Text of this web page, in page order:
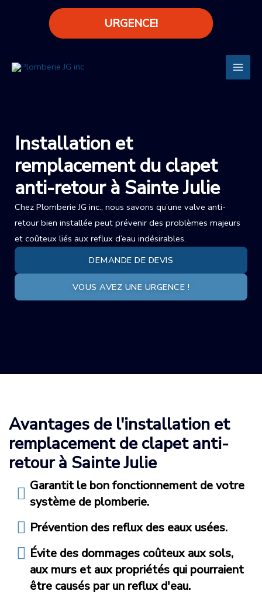
URGENCE!
Main
Installation et
remplacement du clapet
anti-retour à Sainte Julie
Chez Plomberie JG inc., nous savons qu’une valve anti-
retour bien installée peut prévenir des problèmes majeurs
et coûteux liés aux reflux d’eau indésirables.
DEMANDE DE DEVIS
VOUS AVEZ UNE URGENCE !
Avantages de l'installation et
remplacement de clapet anti-
retour à Sainte Julie
Garantit le bon fonctionnement de votre
système de plomberie.
Prévention des reflux des eaux usées.
Évite des dommages coûteux aux sols,
aux murs et aux propriétés qui pourraient
être causés par un reflux d'eau.